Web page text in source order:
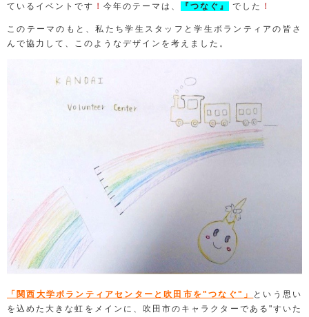
ているイベントです ！ 今年のテーマは、 『つなぐ』 でした ！
このテーマのもと、私たち学生スタッフと学生ボランティアの皆さ
んで協力して、このようなデザインを考えました。
「関西大学ボランティアセンターと吹田市を"つなぐ"」
という思い
を込めた大きな虹をメインに、吹田市のキャラクターである"すいた